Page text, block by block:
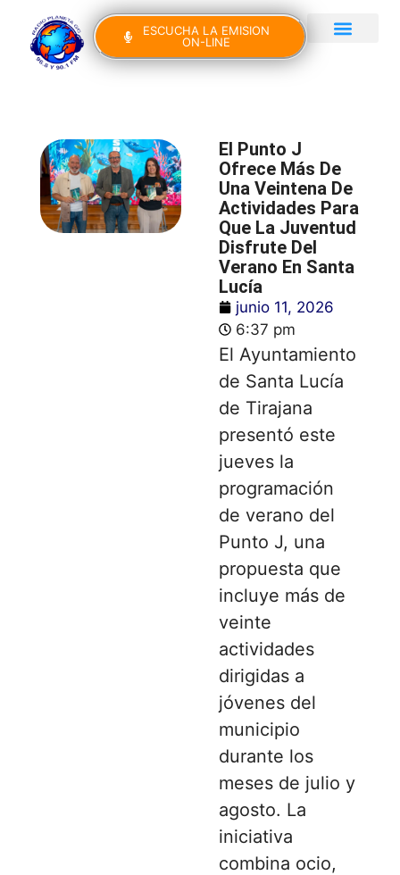
ESCUCHA LA EMISION
ON-LINE
El Punto J
Ofrece Más De
Una Veintena De
Actividades Para
Que La Juventud
Disfrute Del
Verano En Santa
Lucía
junio 11, 2026
6:37 pm
El Ayuntamiento
de Santa Lucía
de Tirajana
presentó este
jueves la
programación
de verano del
Punto J, una
propuesta que
incluye más de
veinte
actividades
dirigidas a
jóvenes del
municipio
durante los
meses de julio y
agosto. La
iniciativa
combina ocio,